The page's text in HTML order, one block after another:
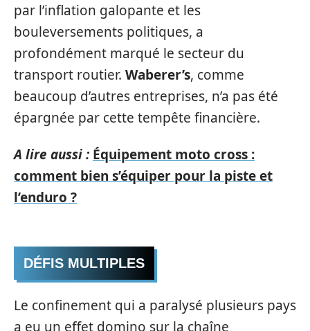
par l’inflation galopante et les
bouleversements politiques, a
profondément marqué le secteur du
transport routier. Waberer’s, comme
beaucoup d’autres entreprises, n’a pas été
épargnée par cette tempête financière.
A lire aussi : Équipement moto cross :
comment bien s’équiper pour la piste et
l’enduro ?
DÉFIS MULTIPLES
Le confinement qui a paralysé plusieurs pays
a eu un effet domino sur la chaîne